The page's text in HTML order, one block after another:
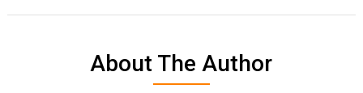
About The Author